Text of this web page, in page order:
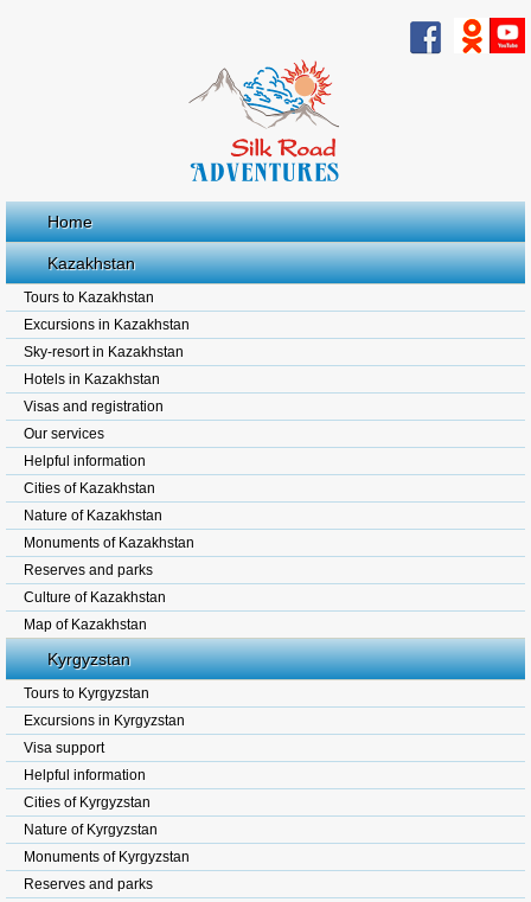
Home
Kazakhstan
Tours to Kazakhstan
Excursions in Kazakhstan
Sky-resort in Kazakhstan
Hotels in Kazakhstan
Visas and registration
Our services
Helpful information
Cities of Kazakhstan
Nature of Kazakhstan
Monuments of Kazakhstan
Reserves and parks
Culture of Kazakhstan
Map of Kazakhstan
Kyrgyzstan
Tours to Kyrgyzstan
Excursions in Kyrgyzstan
Visa support
Helpful information
Cities of Kyrgyzstan
Nature of Kyrgyzstan
Monuments of Kyrgyzstan
Reserves and parks